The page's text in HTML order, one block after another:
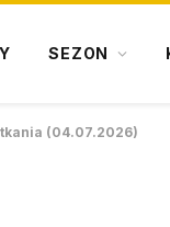
SEZON
(04.07.2026)